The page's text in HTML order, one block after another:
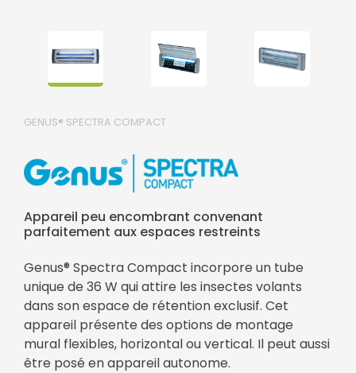
GENUS® SPECTRA COMPACT
Appareil peu encombrant convenant
parfaitement aux espaces restreints
Genus® Spectra Compact incorpore un tube
unique de 36 W qui attire les insectes volants
dans son espace de rétention exclusif. Cet
appareil présente des options de montage
mural flexibles, horizontal ou vertical. Il peut aussi
être posé en appareil autonome.